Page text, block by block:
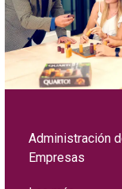
Administración
Empresas